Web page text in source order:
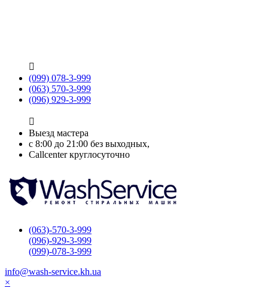

(099) 078-3-999
(063) 570-3-999
(096) 929-3-999

Выезд мастера
с 8:00 до 21:00 без выходных,
Callcenter круглосуточно
(063)-570-3-999
(096)-929-3-999
(099)-078-3-999
info@wash-service.kh.ua
×